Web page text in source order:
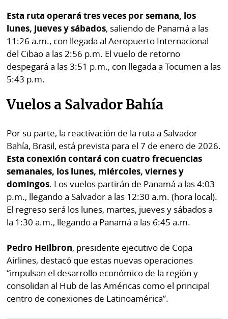
Esta ruta operará tres veces por semana, los
lunes, jueves y sábados, saliendo de Panamá a las
11:26 a.m., con llegada al Aeropuerto Internacional
del Cibao a las 2:56 p.m. El vuelo de retorno
despegará a las 3:51 p.m., con llegada a Tocumen a las
5:43 p.m.
Vuelos a Salvador Bahía
Por su parte, la reactivación de la ruta a Salvador
Bahía, Brasil, está prevista para el 7 de enero de 2026.
Esta conexión contará con cuatro frecuencias
semanales, los lunes, miércoles, viernes y
domingos. Los vuelos partirán de Panamá a las 4:03
p.m., llegando a Salvador a las 12:30 a.m. (hora local).
El regreso será los lunes, martes, jueves y sábados a
la 1:30 a.m., llegando a Panamá a las 6:45 a.m.
Pedro Heilbron, presidente ejecutivo de Copa
Airlines, destacó que estas nuevas operaciones
“impulsan el desarrollo económico de la región y
consolidan al Hub de las Américas como el principal
centro de conexiones de Latinoamérica”.